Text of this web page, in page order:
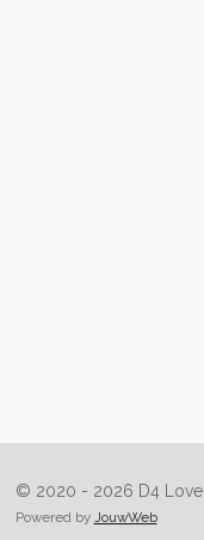
© 2020 - 2026 D4 Love
Powered by JouwWeb